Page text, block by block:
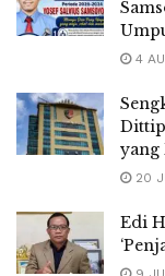
4
yang
20
Edi